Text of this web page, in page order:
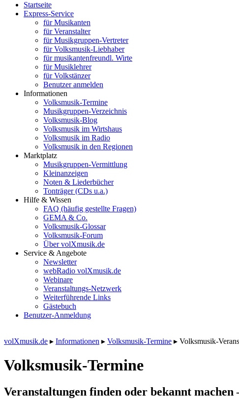
Startseite
Express-Service
für Musikanten
für Veranstalter
für Musikgruppen-Vertreter
für Volksmusik-Liebhaber
für musikantenfreundl. Wirte
für Musiklehrer
für Volkstänzer
Benutzer anmelden
Informationen
Volksmusik-Termine
Musikgruppen-Verzeichnis
Volksmusik-Blog
Volksmusik im Wirtshaus
Volksmusik im Radio
Volksmusik in den Regionen
Marktplatz
Musikgruppen-Vermittlung
Kleinanzeigen
Noten & Liederbücher
Tonträger (CDs u.a.)
Hilfe & Wissen
FAQ (häufig gestellte Fragen)
GEMA & Co.
Volksmusik-Glossar
Volksmusik-Forum
Über volXmusik.de
Service & Angebote
Newsletter
webRadio volXmusik.de
Webinare
Veranstaltungs-Netzwerk
Weiterführende Links
Gästebuch
Benutzer-Anmeldung
volXmusik.de ▸ Informationen ▸ Volksmusik-Termine ▸ Volksmusik-
Volksmusik-Termine
Veranstaltungen finden oder bekannt machen